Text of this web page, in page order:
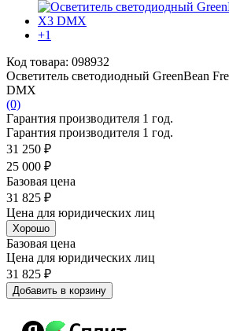
+1
Код товара: 098932
Осветитель светодиодный GreenBean
DMX
(0)
Гарантия производителя 1 год.
Гарантия производителя 1 год.
31 250 ₽
25 000 ₽
Базовая цена
31 825 ₽
Цена для юридических лиц
Хорошо
Базовая цена
Цена для юридических лиц
31 825 ₽
Добавить в корзину